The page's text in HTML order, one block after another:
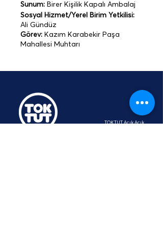
Sunum: Birer Kişilik Kapalı Ambalaj
Sosyal Hizmet/Yerel Birim Yetkilisi:
Ali Gündüz
Görev: Kazım Karabekir Paşa
Mahallesi Muhtarı
TOKTUT Açık Açık